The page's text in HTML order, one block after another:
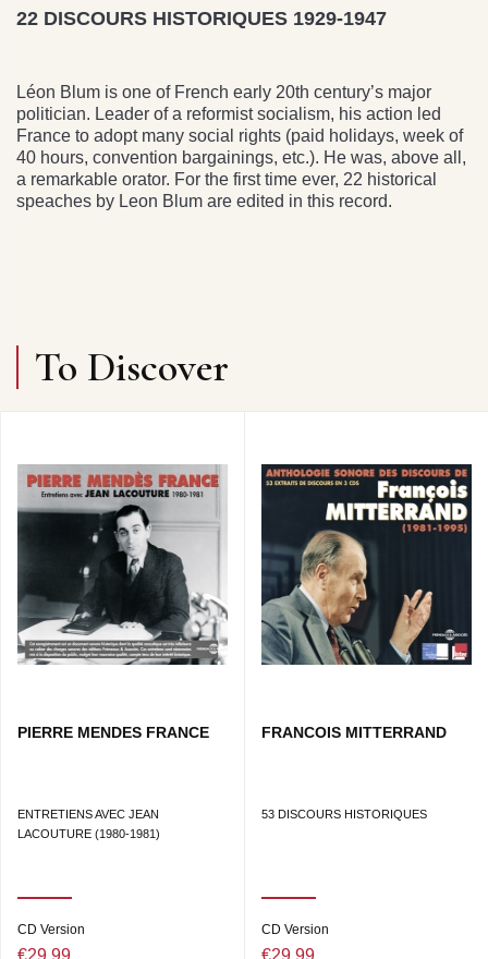
22 DISCOURS HISTORIQUES 1929-1947
Léon Blum is one of French early 20th century’s major
politician. Leader of a reformist socialism, his action led
France to adopt many social rights (paid holidays, week of
40 hours, convention bargainings, etc.). He was, above all,
a remarkable orator. For the first time ever, 22 historical
speaches by Leon Blum are edited in this record.
To Discover
PIERRE MENDES FRANCE
ENTRETIENS AVEC JEAN
LACOUTURE (1980-1981)
CD Version
FRANCOIS MITTERRAND
53 DISCOURS HISTORIQUES
CD Version